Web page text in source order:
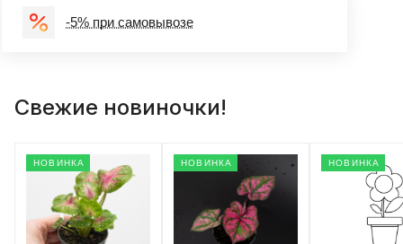
-5% при самовывозе
Свежие новиночки!
НОВИНКА НОВИНКА НОВИНКА